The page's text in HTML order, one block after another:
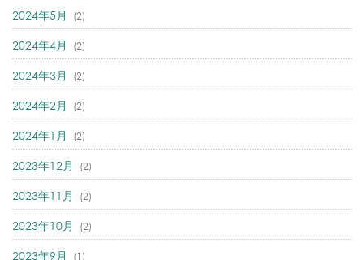
2024年5月 (2)
2024年4月 (2)
2024年3月 (2)
2024年2月 (2)
2024年1月 (2)
2023年12月 (2)
2023年11月 (2)
2023年10月 (2)
2023年9月 (1)